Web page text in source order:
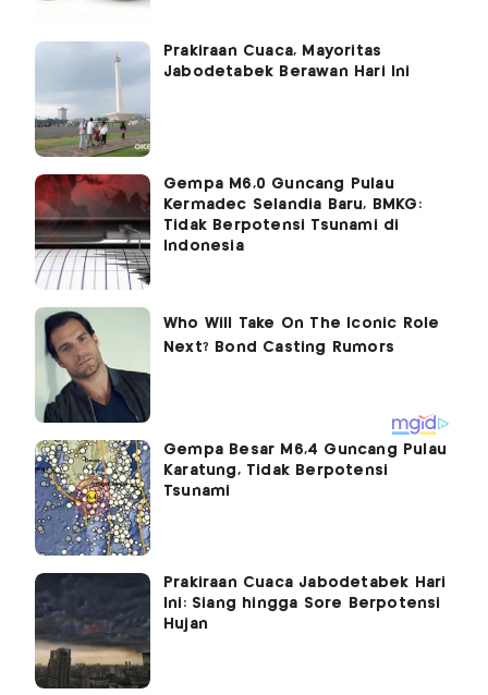
Prakiraan Cuaca, Mayoritas
Jabodetabek Berawan Hari Ini
Gempa M6,0 Guncang Pulau
Kermadec Selandia Baru, BMKG:
Tidak Berpotensi Tsunami di
Indonesia
Gempa Besar M6,4 Guncang Pulau
Karatung, Tidak Berpotensi
Tsunami
Prakiraan Cuaca Jabodetabek Hari
Ini: Siang hingga Sore Berpotensi
Hujan